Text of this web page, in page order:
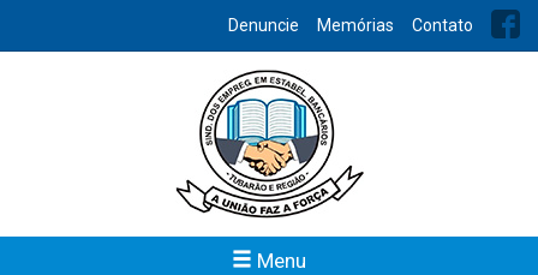
Denuncie Memórias Contato
Menu
Para conhecimento de todos, o Sindicato dos Bancários de
Tubarão e Região disponibiliza o acesso do levantamento
contábil trimestral e anual da entidade.